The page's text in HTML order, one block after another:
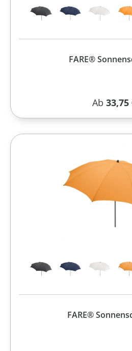
FARE®
Regulärer
Ab 33,75
FARE®